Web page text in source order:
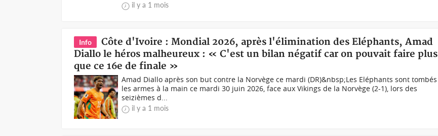
il y a 1 mois
Info
Côte d'Ivoire : Mondial 2026, après l'élimination des Eléphants, Amad
Diallo le héros malheureux : « C'est un bilan négatif car on pouvait faire plus
que ce 16e de finale »
Amad Diallo après son but contre la Norvège ce mardi (DR)&nbsp;Les Eléphants sont tombés
les armes à la main ce mardi 30 juin 2026, face aux Vikings de la Norvège (2-1), lors des
seizièmes d...
il y a 1 mois